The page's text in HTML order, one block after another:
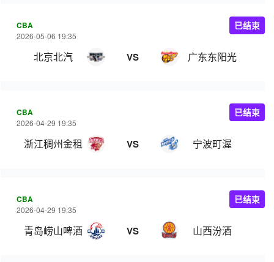
CBA
2026-05-06 19:35
北京北汽 VS 广东东阳光
已结束
CBA
2026-04-29 19:35
浙江稠州金租 VS 宁波町渥
已结束
CBA
2026-04-29 19:35
青岛崂山啤酒 VS 山西汾酒
已结束